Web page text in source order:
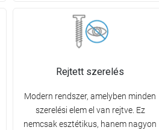
Rejtett szerelés
Modern rendszer, amelyben minden
szerelési elem el van rejtve. Ez
nemcsak esztétikus, hanem nagyon